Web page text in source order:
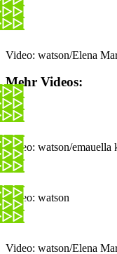
Video: watson/Elena
Mehr Videos:
Video: watson/emauella
Video: watson
Video: watson/Elena